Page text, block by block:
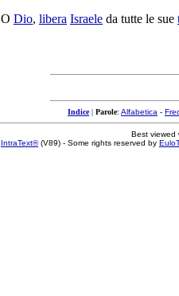
O Dio, libera Israele da tutte le sue
Indice| Parole: Alfabetica -
Best viewed
IntraText®(V89) - Some rights reserved by